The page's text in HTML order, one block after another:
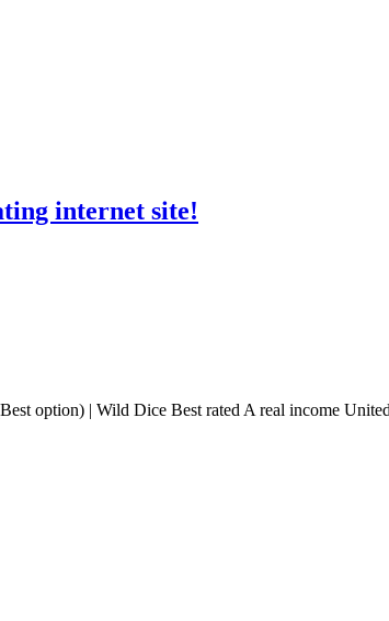
internet site!
option) | Wild Dice Best rated A real income